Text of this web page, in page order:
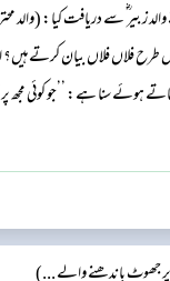
زبیر ؓ سے دریافت کیا: (والد
فلاں فلاں بیان کرتے
ہوئے سنا ہے: ’’جو کوئی مجھ